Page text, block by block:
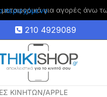
περιεχόμενογια αγορές άνω
210 4929089
ΚΙΝΗΤΩΝ/APPLE